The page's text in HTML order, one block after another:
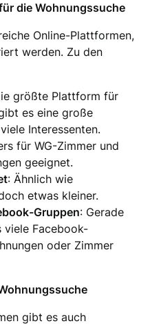
die Wohnungssuche
Online-Plattformen,
werden. Zu den
größte Plattform für
es eine große
Interessenten.
für WG-Zimmer und
geeignet.
: Ähnlich wie
etwas kleiner.
Gruppen: Gerade
viele Facebook-
oder Zimmer
gibt es auch